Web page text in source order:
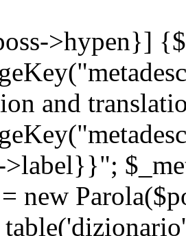
>hypen}]
and
new